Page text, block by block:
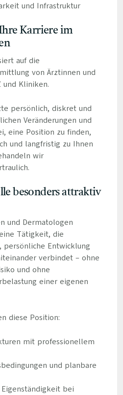
und Infrastruktur
Karriere im
auf die
von Ärztinnen und
und Kliniken.
persönlich, diskret und
Veränderungen und
eine Position zu finden,
und langfristig zu Ihnen
wir
besonders attraktiv
und Dermatologen
Tätigkeit, die
persönliche Entwicklung
verbindet – ohne
und ohne
einer eigenen
diese Position:
mit professionellem
und planbare
bei